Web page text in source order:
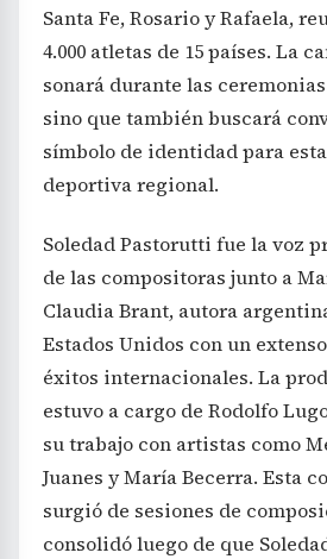
Santa Fe, Rosario y Rafaela,
4.000 atletas de 15 países. La
sonará durante las
sino que también buscará
símbolo de identidad para
deportiva regional.
Soledad Pastorutti fue la voz
de las compositoras junto a
Claudia Brant, autora
Estados Unidos con un
éxitos internacionales. La
estuvo a cargo de Rodolfo
su trabajo con artistas como
Juanes y María Becerra. Esta
surgió de sesiones de
consolidó luego de que